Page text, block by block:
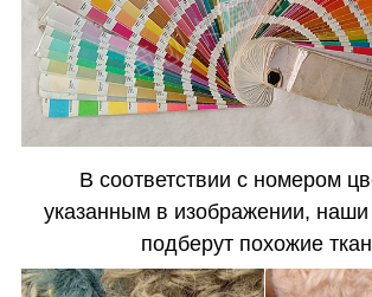
В соответствии с номером
указанным в изображении, наши
подберут похожие